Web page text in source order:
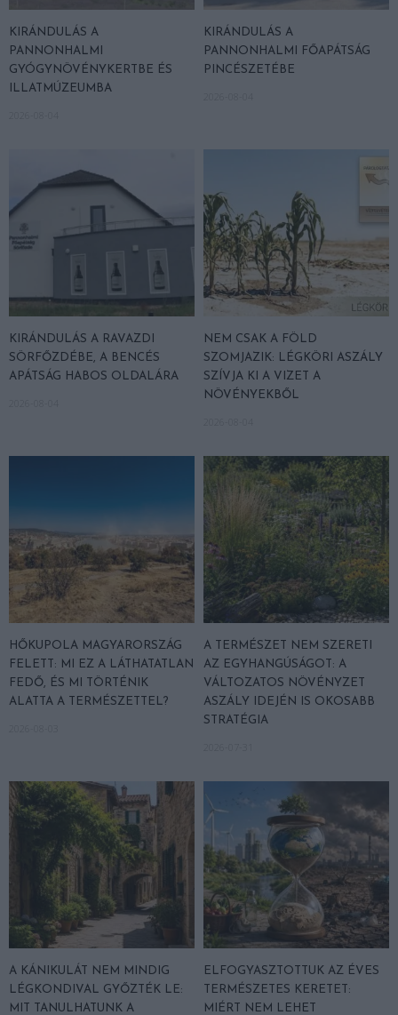
KIRÁNDULÁS A
PANNONHALMI
GYÓGYNÖVÉNYKERTBE ÉS
ILLATMÚZEUMBA
KIRÁNDULÁS A
PANNONHALMI FŐAPÁTSÁG
PINCÉSZETÉBE
KIRÁNDULÁS A RAVAZDI
SÖRFŐZDÉBE, A BENCÉS
APÁTSÁG HABOS OLDALÁRA
NEM CSAK A FÖLD
SZOMJAZIK: LÉGKÖRI ASZÁLY
SZÍVJA KI A VIZET A
NÖVÉNYEKBŐL
HŐKUPOLA MAGYARORSZÁG
FELETT: MI EZ A LÁTHATATLAN
FEDŐ, ÉS MI TÖRTÉNIK
ALATTA A TERMÉSZETTEL?
A TERMÉSZET NEM SZERETI
AZ EGYHANGÚSÁGOT: A
VÁLTOZATOS NÖVÉNYZET
ASZÁLY IDEJÉN IS OKOSABB
STRATÉGIA
A KÁNIKULÁT NEM MINDIG
LÉGKONDIVAL GYŐZTÉK LE:
MIT TANULHATUNK A
ELFOGYASZTOTTUK AZ ÉVES
TERMÉSZETES KERETET:
MIÉRT NEM LEHET